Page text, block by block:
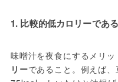
1. 比較的低カロリーである
味噌汁を夜食にするメリ
リーであること。例えば